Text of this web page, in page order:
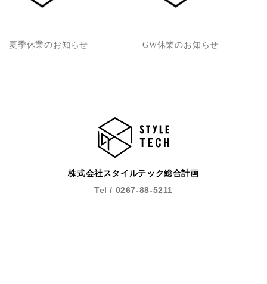
夏季休業のお知らせ GW休業のお知らせ
株式会社スタイルテック総合計画
Tel / 0267-88-5211